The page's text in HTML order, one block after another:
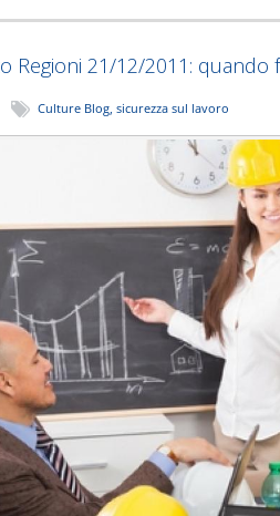
Regioni 21/12/2011: quando
Culture Blog, sicurezza sul lavoro